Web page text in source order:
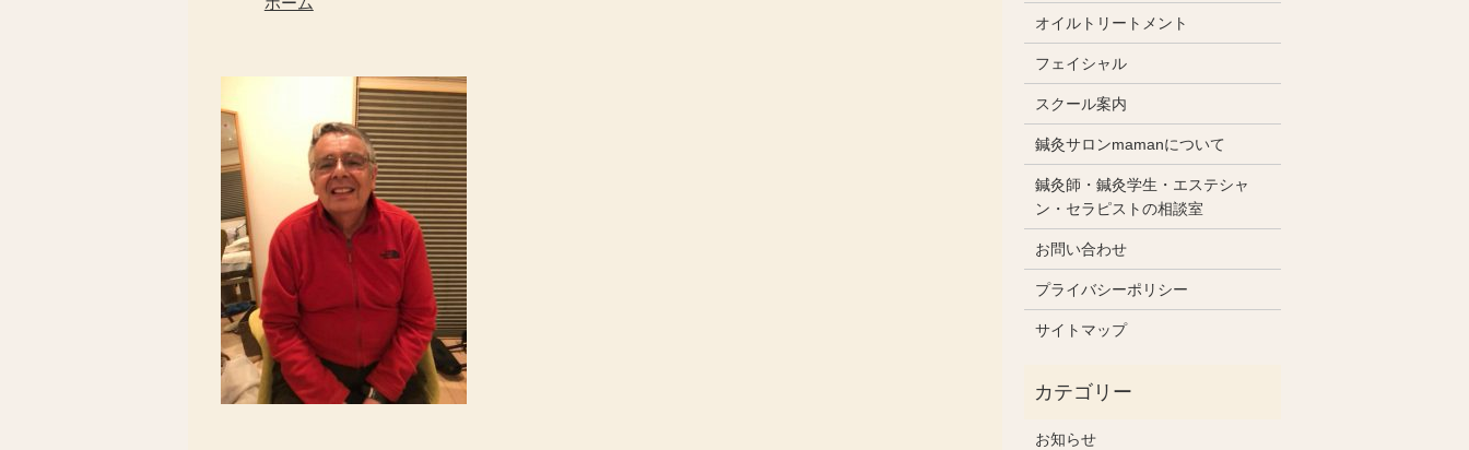
オイルトリートメント
フェイシャル
スクール案内
鍼灸サロンmamanについて
鍼灸師・鍼灸学生・エステシャ
ン・セラピストの相談室
お問い合わせ
プライバシーポリシー
サイトマップ
お知らせ